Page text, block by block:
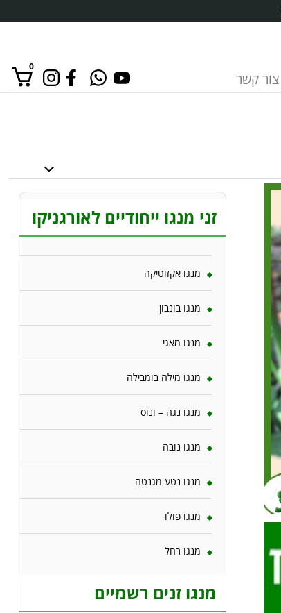
צור קשר
0
זני מנגו ייחודיים לאורגניקו
מנגו אקזוטיקה
מנגו בונבון
מנגו מאגי
מנגו מילה בומבילה
מנגו נגה – ונוס
מנגו נובה
מנגו נטע מגנטה
מנגו פולו
מנגו רחל
מנגו זנים רשמיים